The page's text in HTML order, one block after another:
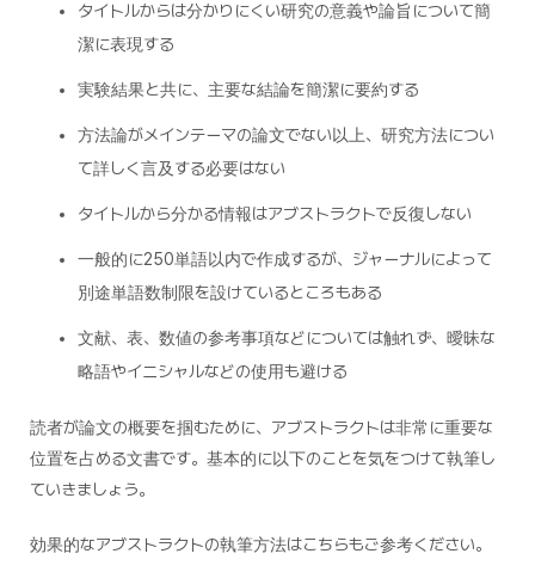
タイトルからは分かりにくい研究の意義や論旨について簡
潔に表現する
実験結果と共に、主要な結論を簡潔に要約する
方法論がメインテーマの論文でない以上、研究方法につい
て詳しく言及する必要はない
タイトルから分かる情報はアブストラクトで反復しない
一般的に250単語以内で作成するが、ジャーナルによって
別途単語数制限を設けているところもある
文献、表、数値の参考事項などについては触れず、曖昧な
略語やイニシャルなどの使用も避ける
読者が論文の概要を掴むために、アブストラクトは非常に重要な
位置を占める文書です。基本的に以下のことを気をつけて執筆し
ていきましょう。
効果的なアブストラクトの執筆方法はこちらもご参考ください。